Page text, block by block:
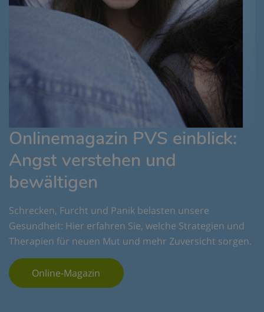
Onlinemagazin PVS einblick:
Angst verstehen und
bewältigen
Schrecken, Furcht und Panik belasten unsere
Gesundheit: Hier erfahren Sie, welche Strategien und
Therapien für neuen Mut und mehr Zuversicht sorgen.
Online-Magazin